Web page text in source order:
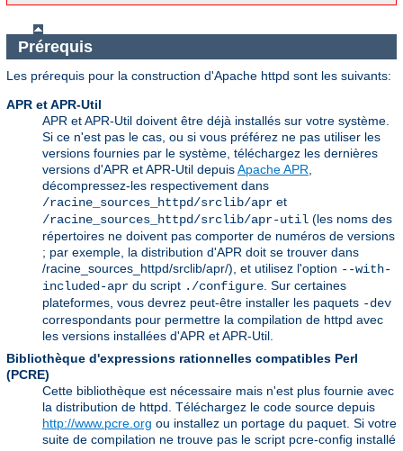
Prérequis
Les prérequis pour la construction d'Apache httpd sont les suivants:
APR et APR-Util
APR et APR-Util doivent être déjà installés sur votre système.
Si ce n'est pas le cas, ou si vous préférez ne pas utiliser les
versions fournies par le système, téléchargez les dernières
versions d'APR et APR-Util depuisApache APR,
décompressez-les respectivement dans
/racine_sources_httpd/srclib/apr et
/racine_sources_httpd/srclib/apr-util (les noms des
répertoires ne doivent pas comporter de numéros de versions
; par exemple, la distribution d'APR doit se trouver dans
/racine_sources_httpd/srclib/apr/), et utilisez l'option --with-
included-apr du script ./configure. Sur certaines
plateformes, vous devrez peut-être installer les paquets -dev
correspondants pour permettre la compilation de httpd avec
les versions installées d'APR et APR-Util.
Bibliothèque d'expressions rationnelles compatibles Perl
(PCRE)
Cette bibliothèque est nécessaire mais n'est plus fournie avec
la distribution de httpd. Téléchargez le code source depuis
http://www.pcre.org ou installez un portage du paquet. Si votre
suite de compilation ne trouve pas le script pcre-config installé